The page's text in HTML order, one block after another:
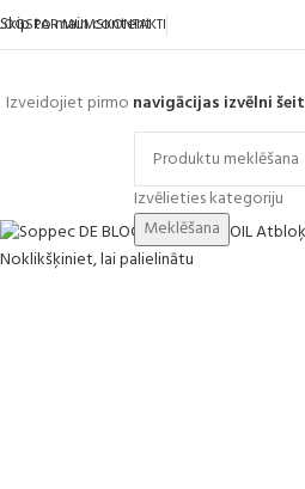
Skip to main content
PAR MUMSKONTAKTI
Izveidojiet pirmo navigācijas izvēlni šeit
Izvēlieties kategoriju
Meklēšana
Noklikšķiniet, lai palielinātu